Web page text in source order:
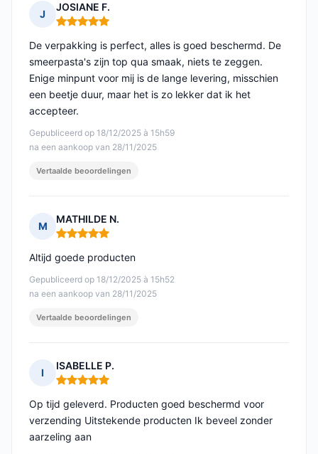
J
JOSIANE F.
Opmerking: 5 van 5
Gepubliceerd op 18/12/2025 à 15h59
na een aankoop van 28/11/2025
De verpakking is perfect, alles is goed beschermd. De
smeerpasta's zijn top qua smaak, niets te zeggen.
Enige minpunt voor mij is de lange levering, misschien
een beetje duur, maar het is zo lekker dat ik het
accepteer.
Vertaalde beoordelingen
M
MATHILDE N.
Opmerking: 5 van 5
Gepubliceerd op 18/12/2025 à 15h52
na een aankoop van 28/11/2025
Altijd goede producten
Vertaalde beoordelingen
I
ISABELLE P.
Opmerking: 5 van 5
Op tijd geleverd. Producten goed beschermd voor
verzending Uitstekende producten Ik beveel zonder
aarzeling aan